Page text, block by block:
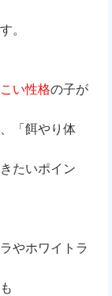
。
い性格の子が
「餌やり体
たいポイン
やホワイトラ
も